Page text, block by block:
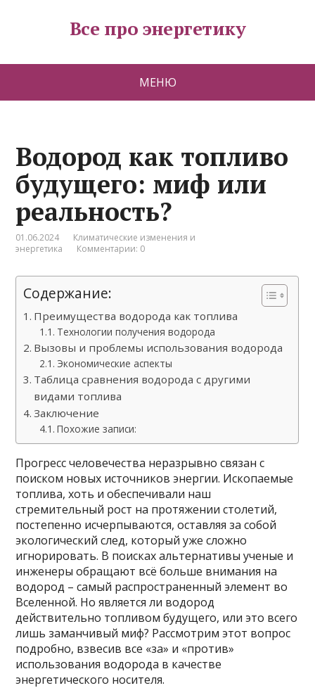
Все про энергетику
МЕНЮ
Водород как топливо
будущего: миф или
реальность?
01.06.2024
Климатические изменения и
энергетика
Комментарии: 0
Содержание:
Преимущества водорода как топлива
Технологии получения водорода
Вызовы и проблемы использования водорода
Экономические аспекты
Таблица сравнения водорода с другими
видами топлива
Заключение
Похожие записи:
Прогресс человечества неразрывно связан с
поиском новых источников энергии. Ископаемые
топлива, хоть и обеспечивали наш
стремительный рост на протяжении столетий,
постепенно исчерпываются, оставляя за собой
экологический след, который уже сложно
игнорировать. В поисках альтернативы ученые и
инженеры обращают всё больше внимания на
водород – самый распространенный элемент во
Вселенной. Но является ли водород
действительно топливом будущего, или это всего
лишь заманчивый миф? Рассмотрим этот вопрос
подробно, взвесив все «за» и «против»
использования водорода в качестве
энергетического носителя.